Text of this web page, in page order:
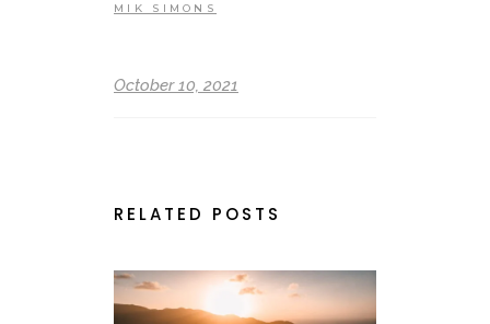
MIK SIMONS
October 10, 2021
RELATED POSTS